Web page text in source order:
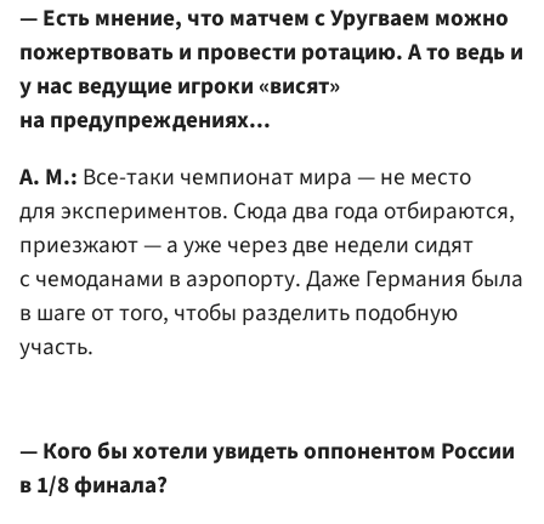
— Есть мнение, что матчем с Уругваем можно
пожертвовать и провести ротацию. А то ведь и
у нас ведущие игроки «висят»
на предупреждениях...
А. М.: Все-таки чемпионат мира — не место
для экспериментов. Сюда два года отбираются,
приезжают — а уже через две недели сидят
с чемоданами в аэропорту. Даже Германия была
в шаге от того, чтобы разделить подобную
участь.
— Кого бы хотели увидеть оппонентом России
в 1/8 финала?